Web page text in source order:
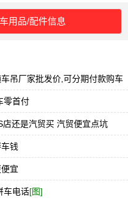
用品/配件信息
吊厂家批发价,可分期付款购车
零首付
店还是汽贸买 汽贸便宜点坑
钱
宜
车电话[图]